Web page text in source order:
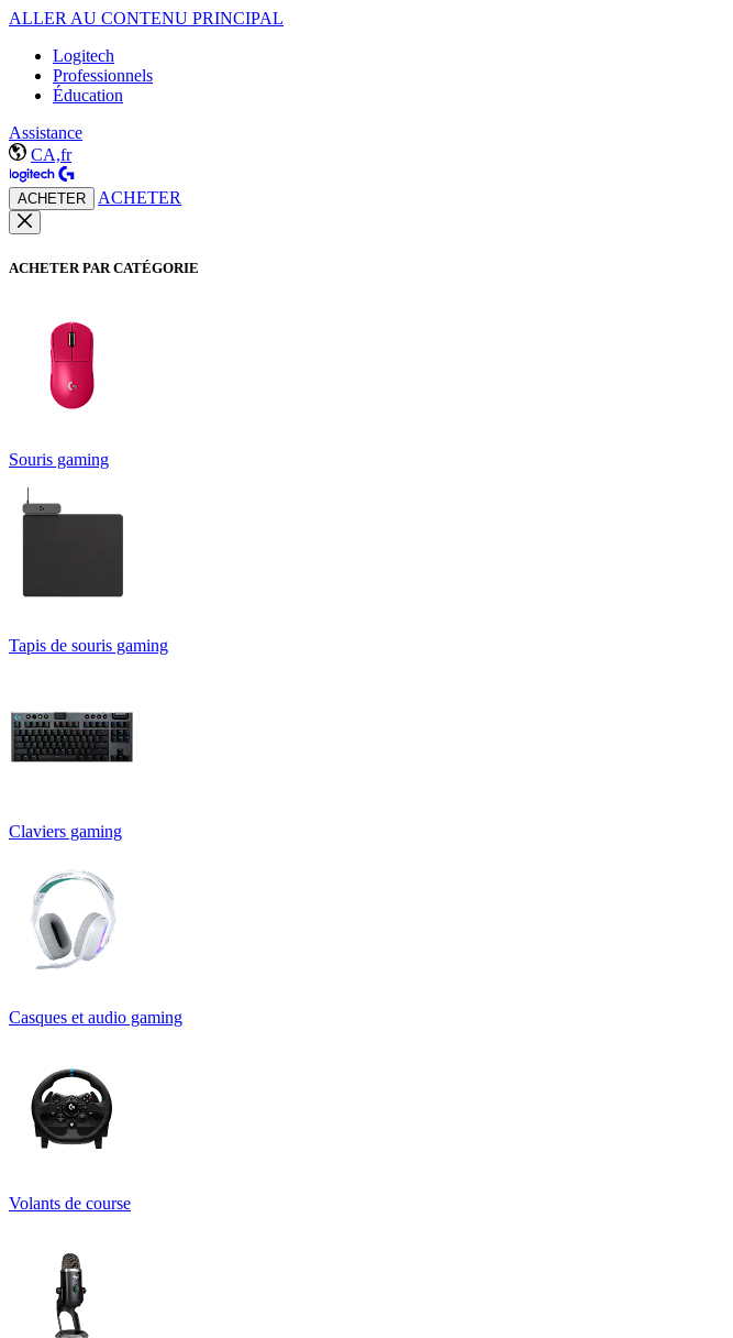
ALLER AU CONTENU PRINCIPAL
Logitech
Professionnels
Éducation
Assistance
CA,fr
ACHETER ACHETER
ACHETER PAR CATÉGORIE
Souris gaming
Tapis de souris gaming
Claviers gaming
Casques et audio gaming
Volants de course